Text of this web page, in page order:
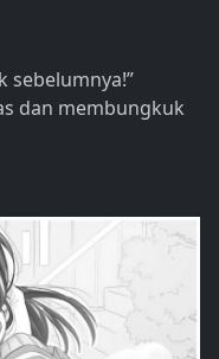
sebelumnya!”
dan membungkuk